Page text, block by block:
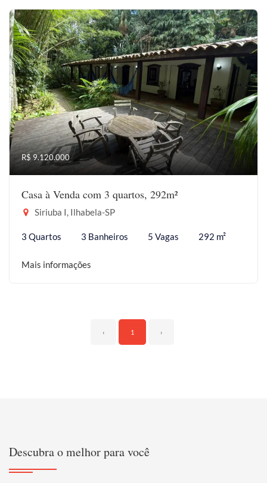
R$ 9.120.000
Casa à Venda com 3 quartos, 292m²
Siriuba I, Ilhabela-SP
3 Quartos 3 Banheiros 5 Vagas 292 m²
Mais informações
‹ 1 ›
Descubra o melhor para você